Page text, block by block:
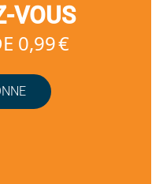
VOUS
0,99 €